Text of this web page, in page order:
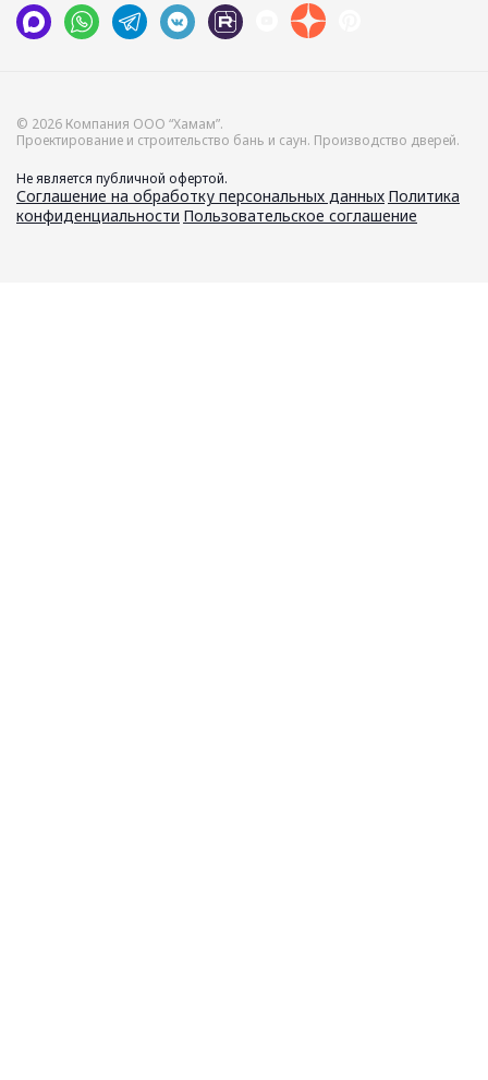
© 2026 Компания ООО “Хамам”.
Проектирование и строительство бань и саун. Производство дверей.
Не является публичной офертой.
Соглашение на обработку персональных данных Политика
конфиденциальности Пользовательское соглашение